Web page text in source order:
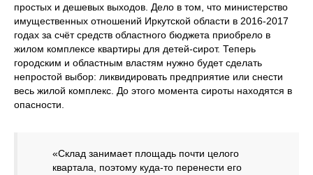
простых и дешевых выходов. Дело в том, что министерство
имущественных отношений Иркутской области в 2016-2017
годах за счёт средств областного бюджета приобрело в
жилом комплексе квартиры для детей-сирот. Теперь
городским и областным властям нужно будет сделать
непростой выбор: ликвидировать предприятие или снести
весь жилой комплекс. До этого момента сироты находятся в
опасности.
«Склад занимает площадь почти целого
квартала, поэтому куда-то перенести его